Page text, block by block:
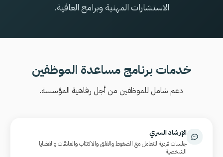
الاستشارات المهنية وبرامج العافية.
خدمات برنامج مساعدة الموظفين
دعم شامل للموظفين من أجل رفاهية المؤسسة.
الإرشاد السري
جلسات فردية للتعامل مع الضغوط والقلق والاكتئاب والعلاقات والقضايا
الشخصية